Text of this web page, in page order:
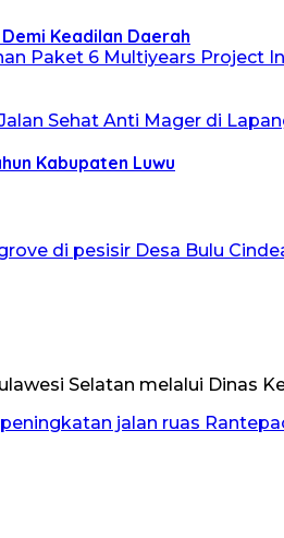
Keadilan Daerah
Kabupaten Luwu
Selatan melalui Dinas